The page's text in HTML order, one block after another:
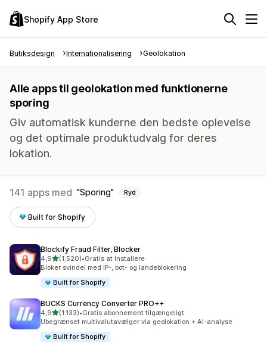
Shopify App Store
Butiksdesign Internationalisering Geolokation
Alle apps til geolokation med funktionerne
sporing
Giv automatisk kunderne den bedste oplevelse
og det optimale produktudvalg for deres
lokation.
141 apps med Sporing Ryd
Built for Shopify
Blockify Fraud Filter, Blocker
4,9ud af 5 stjerner
(1.520)
1520 anmeldelser i alt
•Gratis at installere
Bloker svindel med IP-, bot- og landeblokering
Built for Shopify
BUCKS Currency Converter PRO++
4,9ud af 5 stjerner
(1.133)
1133 anmeldelser i alt
•Gratis abonnement tilgængeligt
Ubegrænset multivalutavælger via geolokation + AI-analyse
Built for Shopify